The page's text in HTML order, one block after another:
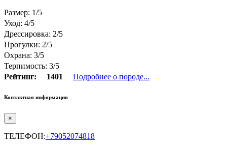
Размер: 1/5
Уход: 4/5
Дрессировка: 2/5
Прогулки: 2/5
Охрана: 3/5
Терпимость: 3/5
Рейтинг:
1401 Подробнее о породе...
Контактная информация
×
ТЕЛЕФОН:+79052074818